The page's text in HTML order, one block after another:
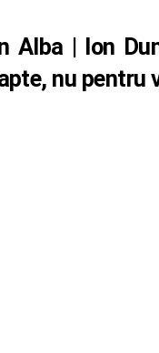
Alba | Ion
nu pentru